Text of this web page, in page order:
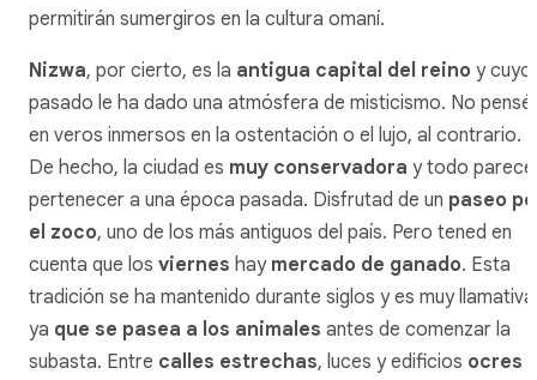
permitirán sumergiros en la cultura omaní.
Nizwa, por cierto, es la antigua capital del reino y cuyo
pasado le ha dado una atmósfera de misticismo. No
en veros inmersos en la ostentación o el lujo, al contrario.
De hecho, la ciudad es muy conservadora y todo parece
pertenecer a una época pasada. Disfrutad de un paseo
el zoco, uno de los más antiguos del país. Pero tened en
cuenta que los viernes hay mercado de ganado. Esta
tradición se ha mantenido durante siglos y es muy
ya que se pasea a los animales antes de comenzar la
subasta. Entre calles estrechas, luces y edificios ocres